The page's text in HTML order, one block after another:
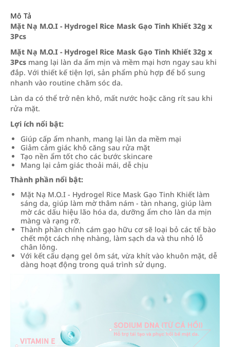
Mô Tả
Mặt Nạ M.O.I - Hydrogel Rice Mask Gạo Tinh Khiết 32g x
3Pcs
Mặt Nạ M.O.I - Hydrogel Rice Mask Gạo Tinh Khiết 32g x
3Pcs mang lại làn da ẩm mịn và mềm mại hơn ngay sau khi
đắp. Với thiết kế tiện lợi, sản phẩm phù hợp để bổ sung
nhanh vào routine chăm sóc da.
Làn da có thể trở nên khô, mất nước hoặc căng rít sau khi
rửa mặt.
Lợi ích nổi bật:
Giúp cấp ẩm nhanh, mang lại làn da mềm mại
Giảm cảm giác khô căng sau rửa mặt
Tạo nền ẩm tốt cho các bước skincare
Mang lại cảm giác thoải mái, dễ chịu
Thành phần nổi bật:
Mặt Nạ M.O.I - Hydrogel Rice Mask Gạo Tinh Khiết làm
sáng da, giúp làm mờ thâm nám - tàn nhang, giúp làm
mờ các dấu hiệu lão hóa da, dưỡng ẩm cho làn da mịn
màng và rạng rỡ.
Thành phần chính cám gạo hữu cơ sẽ loại bỏ các tế bào
chết một cách nhẹ nhàng, làm sạch da và thu nhỏ lỗ
chân lông.
Với kết cấu dạng gel ôm sát, vừa khít vào khuôn mặt, dễ
dàng hoạt động trong quá trình sử dụng.